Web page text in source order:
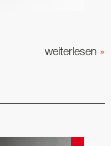
weiterlesen »